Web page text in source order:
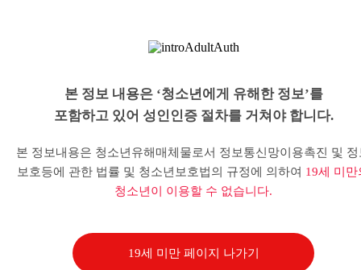
본 정보 내용은 ‘청소년에게 유해한 정보’를
포함하고 있어 성인인증 절차를 거쳐야 합니다.
본 정보내용은 청소년유해매체물로서 정보통신망이용촉진 및 정
보호등에 관한 법률 및 청소년보호법의 규정에 의하여 19세 미만
청소년이 이용할 수 없습니다.
19세 미만 페이지 나가기